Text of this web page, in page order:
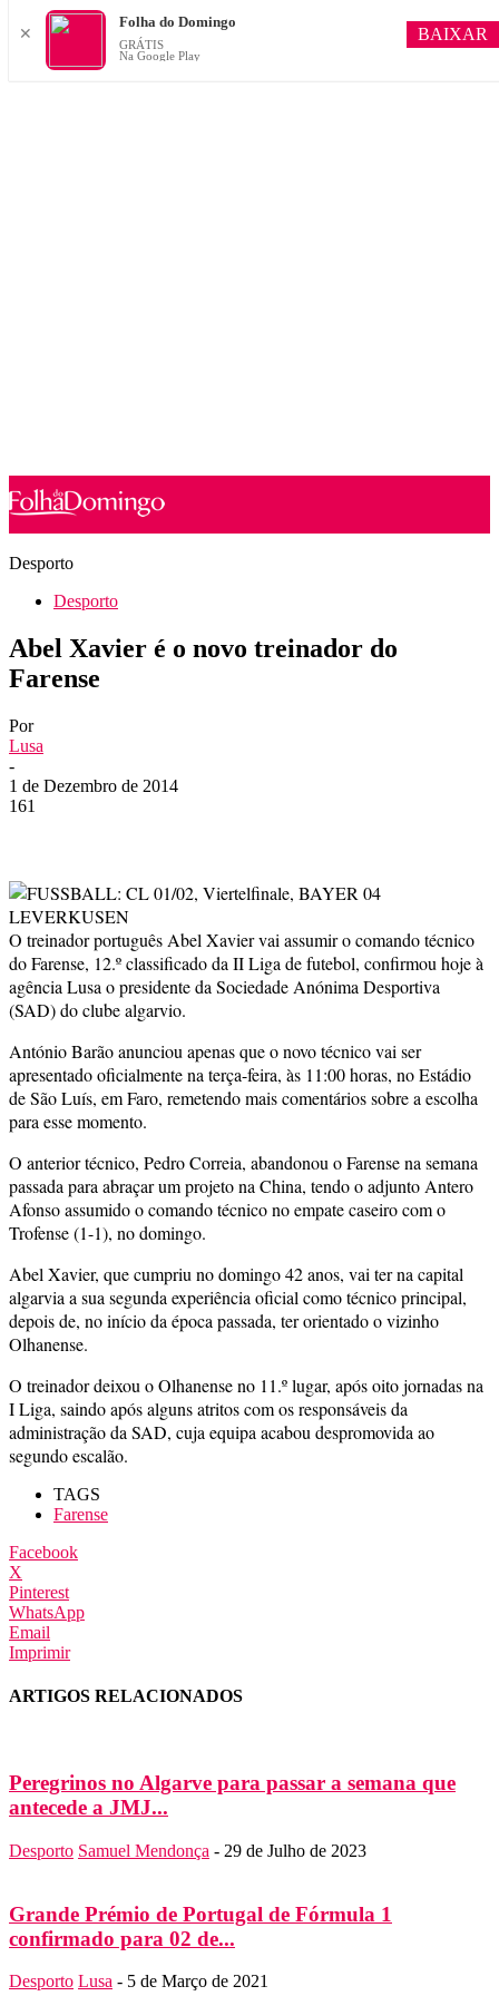
Desporto
Desporto
Abel Xavier é o novo treinador do
Farense
Por
Lusa
-
1 de Dezembro de 2014
161
O treinador português Abel Xavier vai assumir o comando técnico
do Farense, 12.º classificado da II Liga de futebol, confirmou hoje à
agência Lusa o presidente da Sociedade Anónima Desportiva
(SAD) do clube algarvio.
António Barão anunciou apenas que o novo técnico vai ser
apresentado oficialmente na terça-feira, às 11:00 horas, no Estádio
de São Luís, em Faro, remetendo mais comentários sobre a escolha
para esse momento.
O anterior técnico, Pedro Correia, abandonou o Farense na semana
passada para abraçar um projeto na China, tendo o adjunto Antero
Afonso assumido o comando técnico no empate caseiro com o
Trofense (1-1), no domingo.
Abel Xavier, que cumpriu no domingo 42 anos, vai ter na capital
algarvia a sua segunda experiência oficial como técnico principal,
depois de, no início da época passada, ter orientado o vizinho
Olhanense.
O treinador deixou o Olhanense no 11.º lugar, após oito jornadas na
I Liga, saindo após alguns atritos com os responsáveis da
administração da SAD, cuja equipa acabou despromovida ao
segundo escalão.
TAGS
Farense
Facebook
X
Pinterest
WhatsApp
Email
Imprimir
ARTIGOS RELACIONADOS
Peregrinos no Algarve para passar a semana que
antecede a JMJ...
Desporto Samuel Mendonça - 29 de Julho de 2023
Grande Prémio de Portugal de Fórmula 1
confirmado para 02 de...
Desporto Lusa - 5 de Março de 2021
✕
Folha do Domingo
GRÁTIS
Na Google Play
BAIXAR